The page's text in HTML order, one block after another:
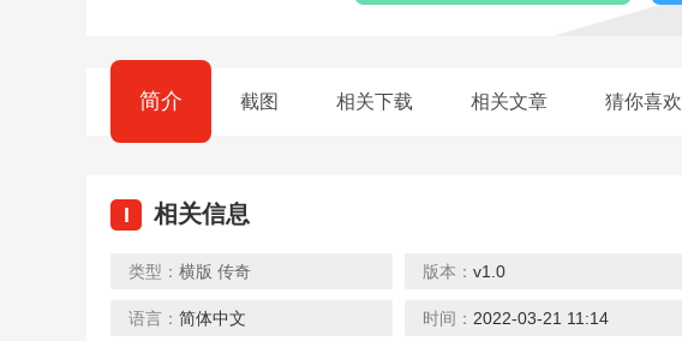
简介 截图 相关下载 相关文章 猜你喜欢
I 相关信息
类型： 横版 传奇 版本： v1.0
语言： 简体中文 时间： 2022-03-21 11:14
玩客逆转三国（送异火刷充） 真牛传奇（无限送充送顶赞）